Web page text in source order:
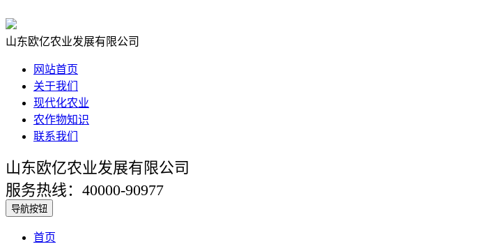
山东欧亿农业发展有限公司
网站首页
关于我们
现代化农业
农作物知识
联系我们
山东欧亿农业发展有限公司
服务热线：40000-90977
导航按钮
首页